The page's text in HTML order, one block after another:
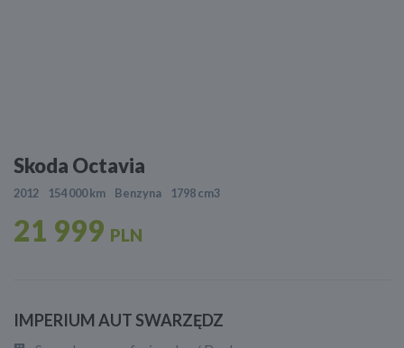
Skoda Octavia
2012 154 000 km Benzyna 1798 cm3
21 999 PLN
IMPERIUM AUT SWARZĘDZ